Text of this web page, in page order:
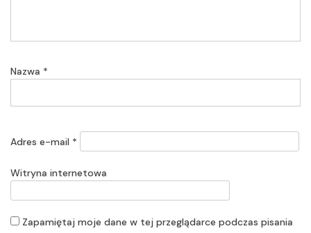
Nazwa *
Adres e-mail *
Witryna internetowa
Zapamiętaj moje dane w tej przeglądarce podczas pisania